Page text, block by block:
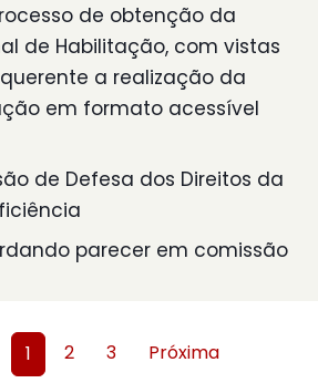
de obtenção da
de Habilitação, com vistas
a realização da
em formato acessível
de Defesa dos Direitos da
parecer em comissão
1 2 3 Próxima